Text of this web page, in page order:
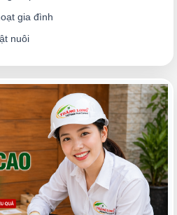
gia đình
nuôi